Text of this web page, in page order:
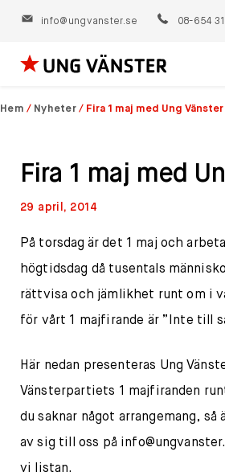
info@ungvanster.se 08-654
Hoppa
till
Hem / Nyheter / Fira 1 maj med Ung Vänster
Fira 1 maj med
29 april, 2014
På torsdag är det 1 maj och
högtidsdag då tusentals
rättvisa och jämlikhet runt om i
för vårt 1 majfirande är ”Inte till
Här nedan presenteras Ung
Vänsterpartiets 1 majfiranden
du saknar något arrangemang, så
av sig till oss på
vi listan.